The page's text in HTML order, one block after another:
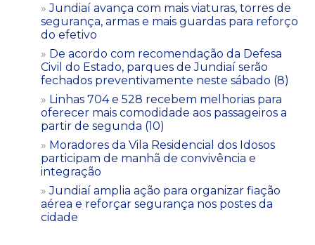
Jundiaí avança com mais viaturas, torres de
segurança, armas e mais guardas para reforço
do efetivo
De acordo com recomendação da Defesa
Civil do Estado, parques de Jundiaí serão
fechados preventivamente neste sábado (8)
Linhas 704 e 528 recebem melhorias para
oferecer mais comodidade aos passageiros a
partir de segunda (10)
Moradores da Vila Residencial dos Idosos
participam de manhã de convivência e
integração
Jundiaí amplia ação para organizar fiação
aérea e reforçar segurança nos postes da
cidade